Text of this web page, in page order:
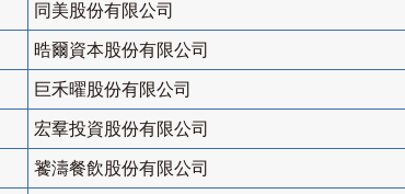
同美股份有限公司
晧爾資本股份有限公司
巨禾曜股份有限公司
宏羣投資股份有限公司
饕濤餐飲股份有限公司